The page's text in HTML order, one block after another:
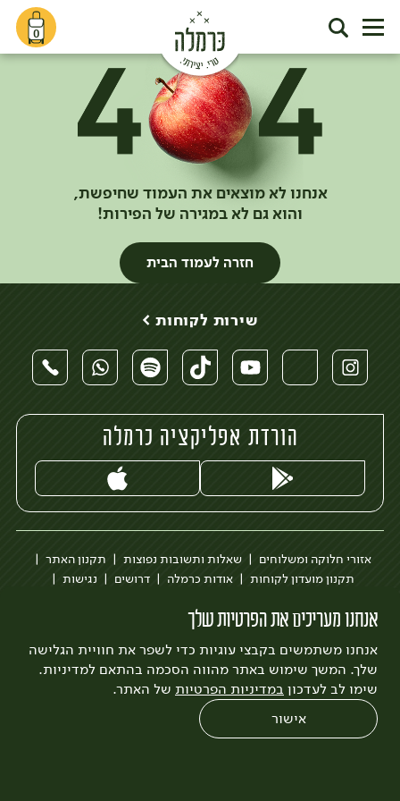
0
אנחנו לא מוצאים את העמוד שחיפשת,
והוא גם לא במגירה של הפירות!
חזרה לעמוד הבית
אנחנו מעריכים את הפרטיות שלך
אנחנו משתמשים בקבצי עוגיות כדי לשפר את חוויית הגלישה
שלך. המשך שימוש באתר מהווה הסכמה בהתאם למדיניות.
שימו לב לעדכון במדיניות הפרטיות של האתר.
אישור
שירות לקוחות >
הורדת אפליקציה כרמלה
אזורי חלוקה ומשלוחים שאלות ותשובות נפוצות
תקנון האתר
תקנון מועדון לקוחות
אודות כרמלה דרושים
נגישות
לצפייה בעדכון מדיניות פרטיות
עיצוב:3bears פיתוח:Quatro